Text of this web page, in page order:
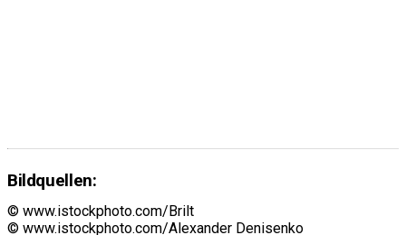
Bildquellen:
© www.istockphoto.com/Brilt
© www.istockphoto.com/Alexander Denisenko